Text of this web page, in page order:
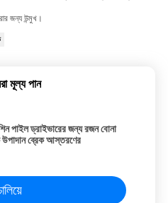
জন্য উন্মুখ।
মূল্য পান
পাইল ড্রাইভারের জন্য রজন বোনা
ব্রেক আস্তরণের